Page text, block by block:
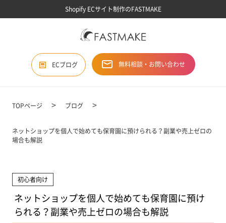
Shopify ECサイト制作のFASTMAKE
ECブログ 無料相談・お問い合わせ
TOPページ ブログ
ネットショップを個人で始めても保育園に預けられる？副業や売上ゼロの
場合も解説
初心者向け
ネットショップを個人で始めても保育園に預け
られる？副業や売上ゼロの場合も解説